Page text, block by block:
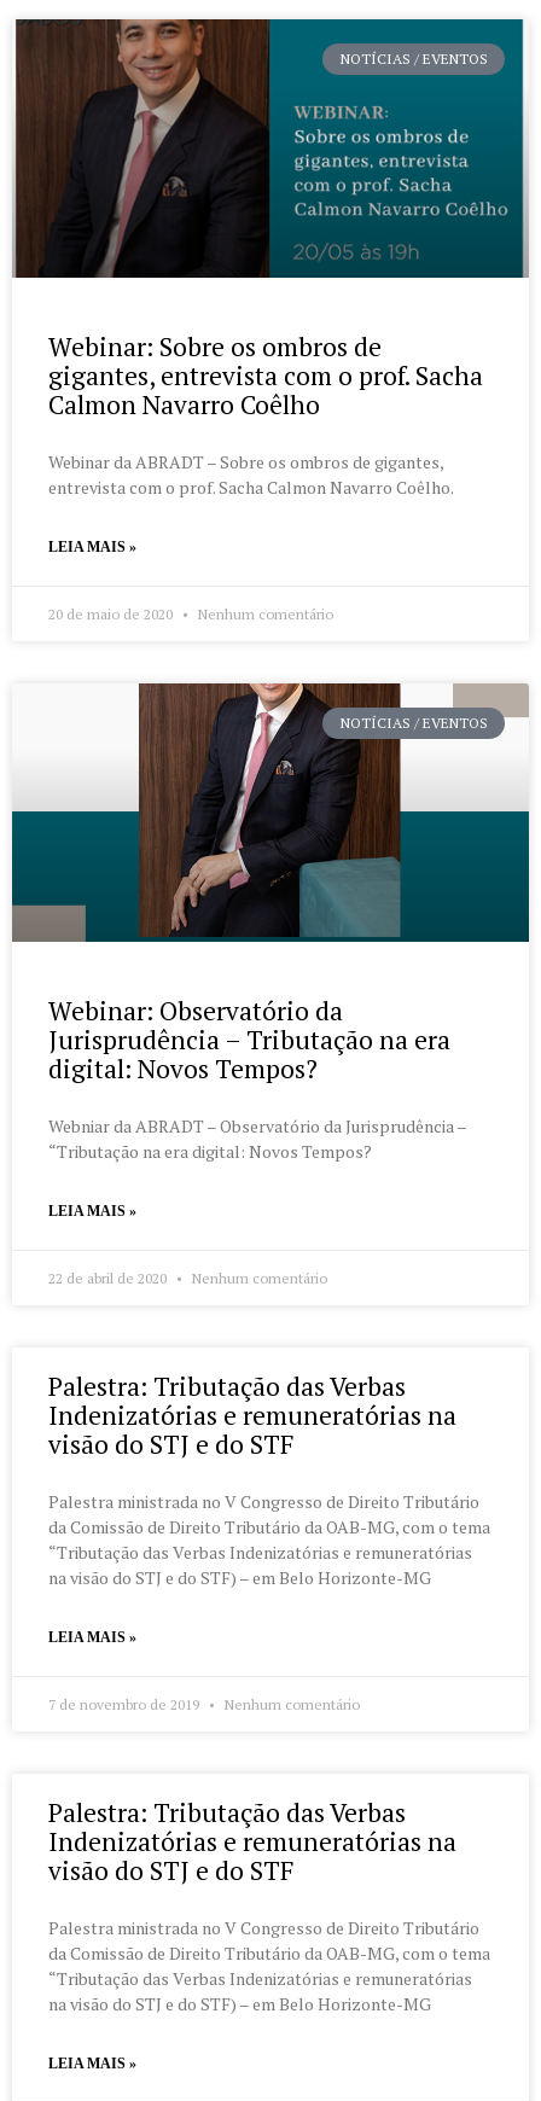
NOTÍCIAS / EVENTOS
Webinar: Sobre os ombros de
gigantes, entrevista com o prof. Sacha
Calmon Navarro Coêlho
Webinar da ABRADT – Sobre os ombros de gigantes,
entrevista com o prof. Sacha Calmon Navarro Coêlho.
LEIA MAIS »
20 de maio de 2020 Nenhum comentário
NOTÍCIAS / EVENTOS
Webinar: Observatório da
Jurisprudência – Tributação na era
digital: Novos Tempos?
Webniar da ABRADT – Observatório da Jurisprudência –
“Tributação na era digital: Novos Tempos?
LEIA MAIS »
22 de abril de 2020 Nenhum comentário
Palestra: Tributação das Verbas
Indenizatórias e remuneratórias na
visão do STJ e do STF
Palestra ministrada no V Congresso de Direito Tributário
da Comissão de Direito Tributário da OAB-MG, com o tema
“Tributação das Verbas Indenizatórias e remuneratórias
na visão do STJ e do STF) – em Belo Horizonte-MG
LEIA MAIS »
7 de novembro de 2019 Nenhum comentário
Palestra: Tributação das Verbas
Indenizatórias e remuneratórias na
visão do STJ e do STF
Palestra ministrada no V Congresso de Direito Tributário
da Comissão de Direito Tributário da OAB-MG, com o tema
“Tributação das Verbas Indenizatórias e remuneratórias
na visão do STJ e do STF) – em Belo Horizonte-MG
LEIA MAIS »